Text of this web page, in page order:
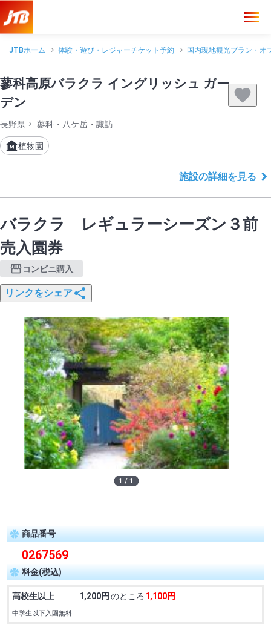
JTBホーム 体験・遊び・レジャーチケット予約 国内現地観光プラン・オ
蓼科高原バラクラ イングリッシュ ガー
デン
長野県 蓼科・八ケ岳・諏訪
植物園
施設の詳細を見る
バラクラ レギュラーシーズン３前
売入園券
コンビニ購入
リンクをシェア
1 /1
商品番号
0267569
料金(税込)
高校生以上 1,200円 のところ 1,100円
中学生以下入園無料